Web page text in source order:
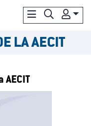
LA AECIT
AECIT